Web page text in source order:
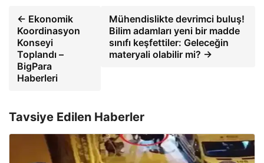
← Ekonomik
Koordinasyon
Konseyi
Toplandı –
BigPara
Haberleri
Mühendislikte devrimci buluş!
Bilim adamları yeni bir madde
sınıfı keşfettiler: Geleceğin
materyali olabilir mi? →
Tavsiye Edilen Haberler